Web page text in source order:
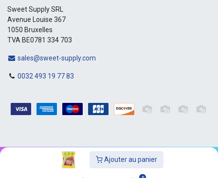
Ajouter au panier
0
Sweet Supply SRL
Avenue Louise 367
1050 Bruxelles
TVA BE0781 334 703
sales@sweet-supply.com
0032 493 19 77 83
Copyright © Sweet-Supply